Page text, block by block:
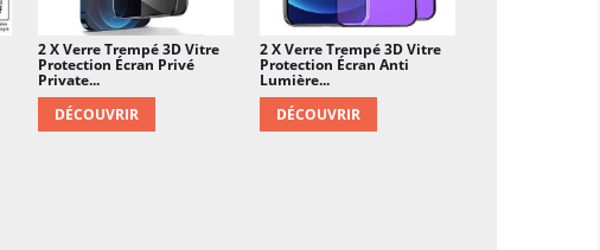
2 X Verre Trempé 3D Vitre
Protection Écran Privé
Private...
DÉCOUVRIR
2 X Verre Trempé 3D Vitre
Protection Écran Anti
Lumière...
DÉCOUVRIR